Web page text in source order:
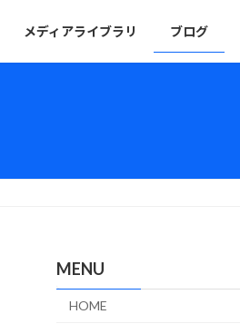
メディアライブラリ ブログ
MENU
HOME